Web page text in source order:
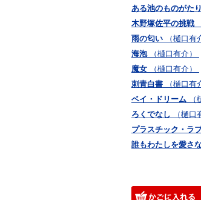
ある池のものがた
木野塚佐平の挑戦
雨の匂い
（樋口有
海泡
（樋口有介）
魔女
（樋口有介）
刺青白書
（樋口有
ベイ・ドリーム
ろくでなし
（樋口
プラスチック・ラ
誰もわたしを愛さ